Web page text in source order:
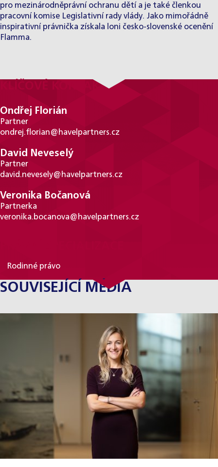
pro mezinárodněprávní ochranu dětí a je také členkou
pracovní komise Legislativní rady vlády. Jako mimořádně
inspirativní právnička získala loni česko-slovenské ocenění
Flamma.
KLÍČOVÉ KONTAKTY
Ondřej Florián
Partner
ondrej.florian@havelpartners.cz
David Neveselý
Partner
david.nevesely@havelpartners.cz
Veronika Bočanová
Partnerka
veronika.bocanova@havelpartners.cz
Rodinné právo
SOUVISEJÍCÍ MÉDIA